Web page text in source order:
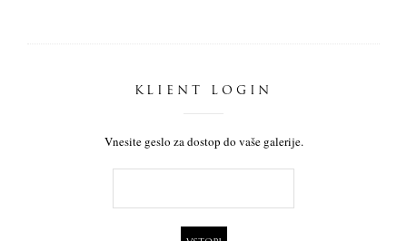
KLIENT LOGIN
Vnesite geslo za dostop do vaše galerije.